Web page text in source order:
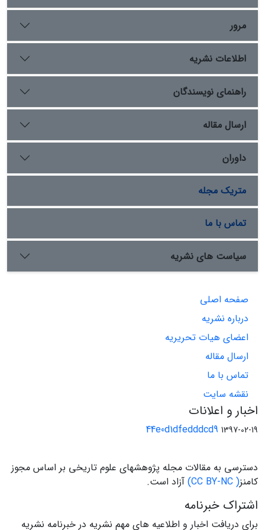
نظامی را در پیش گرفت؟ مدعا با استفاده از شیوه کتابخانه‌ای
و رویکرد توصیفی و تحلیل تاریخی این است که سیداحمد
بریلی راهبردهای دوگانه‌ی هجرت و جهاد را برای ایجاد
دارالاسلام و تقابل با دولت سیک در پیش گرفت. دستاورد
پژوهش این است که سیداحمد بریلی نخستین فرد مسلمان
در شبه‌قاره‌هند است که از یک‌سو فتوای جهاد علیه استعمار
بریتانیا را صادر نمود و از سوی دیگر برای نخستین‌بار نظریه‌ی
حکومت اسلامی بر مبنای شریعت را مطرح و خود را به ‎عنوان
امیرالمؤمنین معرفی کرد.
مرور
اطلاعات نشریه
راهنمای نویسندگان
ارسال مقاله
داوران
متریک مجله
تماس با ما
سیاست های نشریه
صفحه اصلی
درباره نشریه
اعضای هیات تحریریه
ارسال مقاله
تماس با ما
نقشه سایت
اخبار و اعلانات
44e0d1dfedddcd9 1397-02-19
دسترسی به مقالات مجله پژوهشهای علوم تاریخی بر اساس مجوز
کامنز( CC BY-NC) آزاد است.
اشتراک خبرنامه
برای دریافت اخبار و اطلاعیه های مهم نشریه در خبرنامه نشریه